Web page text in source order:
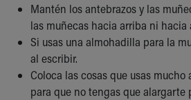
Mantén los antebrazos y las
las muñecas hacia arriba ni hacia
Si usas una almohadilla para la
al escribir.
Coloca las cosas que usas
para que no tengas que alargarte